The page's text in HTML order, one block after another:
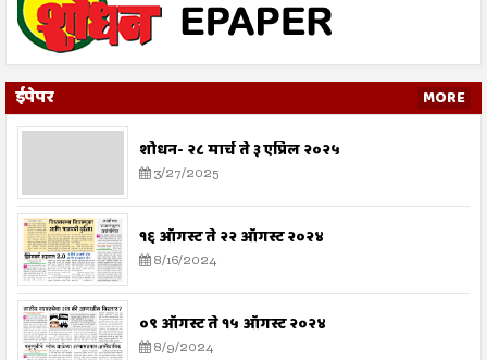
ईपेपर MORE
शोधन- २८ मार्च ते ३ एप्रिल २०२५
3/27/2025
१६ ऑगस्ट ते २२ ऑगस्ट २०२४
8/16/2024
०९ ऑगस्ट ते १५ ऑगस्ट २०२४
8/9/2024